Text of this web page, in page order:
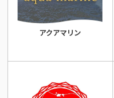
アクアマリン